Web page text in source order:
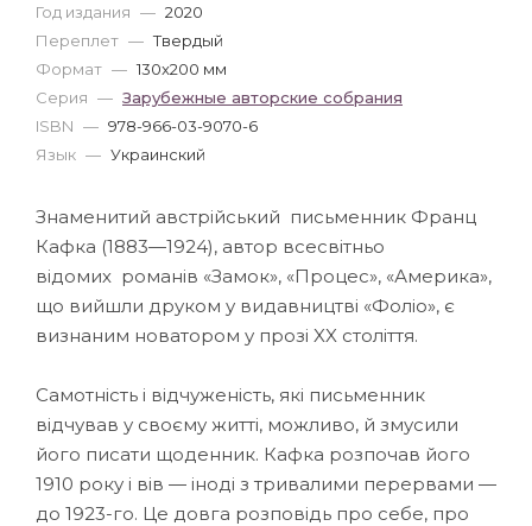
Год издания — 2020
Переплет — Твердый
Формат — 130x200 мм
Серия — Зарубежные авторские собрания
ISBN — 978-966-03-9070-6
Язык — Украинский
Знаменитий австрійський письменник Франц
Кафка (1883—1924), автор всесвітньо
відомих романів «Замок», «Процес», «Америка»,
що вийшли друком у видавництві «Фоліо», є
визнаним новатором у прозі XX століття.
Самотність і відчуженість, які письменник
відчував у своєму житті, можливо, й змусили
його писати щоденник. Кафка розпочав його
1910 року і вів — іноді з тривалими перервами —
до 1923-го. Це довга розповідь про себе, про